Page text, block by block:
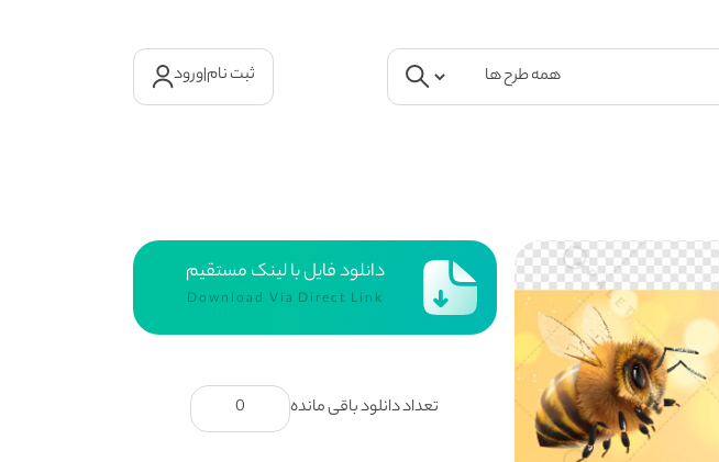
ثبت نام|ورود
دانلود فایل با لینک مستقیم
Download Via Direct Link
تعداد دانلود باقی مانده 0